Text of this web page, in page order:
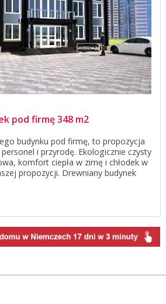
pod firmę 348 m2
budynku pod firmę, to propozycja
i przyrodę. Ekologicznie czysty
komfort ciepła w zimę i chłodek w
propozycji. Drewniany budynek